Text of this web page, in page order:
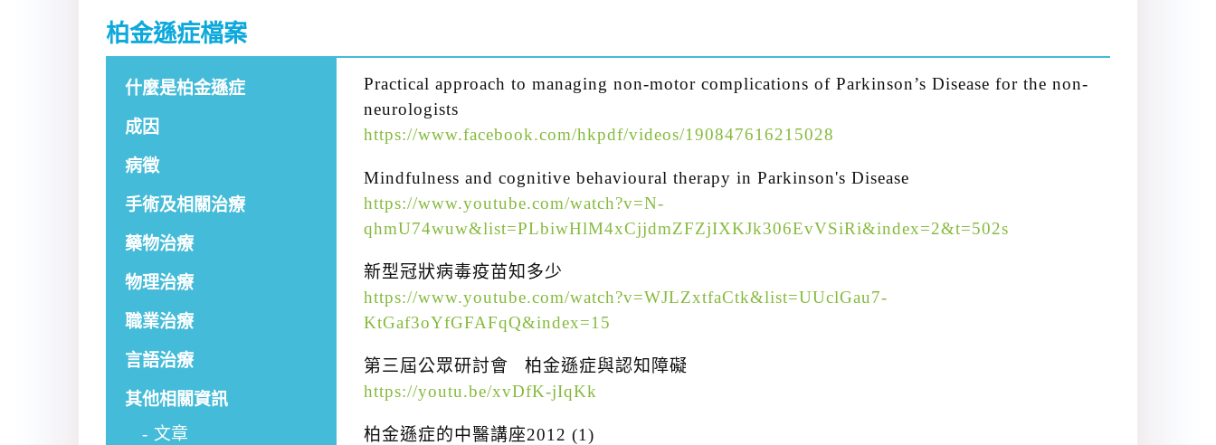
柏金遜症檔案
什麼是柏金遜症
成因
病徵
手術及相關治療
藥物治療
物理治療
職業治療
言語治療
其他相關資訊
文章
Practical approach to managing non-motor complications of Parkinson’s Disease for the non-
neurologists
https://www.facebook.com/hkpdf/videos/190847616215028
Mindfulness and cognitive behavioural therapy in Parkinson's Disease
https://www.youtube.com/watch?v=N-
qhmU74wuw&list=PLbiwHlM4xCjjdmZFZjIXKJk306EvVSiRi&index=2&t=502s
新型冠狀病毒疫苗知多少
https://www.youtube.com/watch?v=WJLZxtfaCtk&list=UUclGau7-
KtGaf3oYfGFAFqQ&index=15
第三屆公眾研討會 柏金遜症與認知障礙
https://youtu.be/xvDfK-jIqKk
柏金遜症的中醫講座2012 (1)